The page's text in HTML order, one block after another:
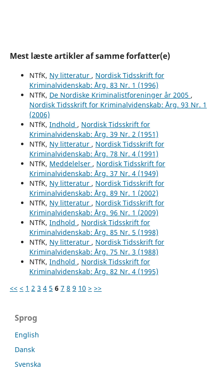
Mest læste artikler af samme forfatter(e)
NTfK, Ny litteratur , Nordisk Tidsskrift for
Kriminalvidenskab: Årg. 83 Nr. 1 (1996)
NTfK, De Nordiske Kriminalistforeninger år 2005 ,
Nordisk Tidsskrift for Kriminalvidenskab: Årg. 93 Nr. 1
(2006)
NTfK, Indhold , Nordisk Tidsskrift for
Kriminalvidenskab: Årg. 39 Nr. 2 (1951)
NTfK, Ny litteratur , Nordisk Tidsskrift for
Kriminalvidenskab: Årg. 78 Nr. 4 (1991)
NTfK, Meddelelser , Nordisk Tidsskrift for
Kriminalvidenskab: Årg. 37 Nr. 4 (1949)
NTfK, Ny litteratur , Nordisk Tidsskrift for
Kriminalvidenskab: Årg. 89 Nr. 1 (2002)
NTfK, Ny litteratur , Nordisk Tidsskrift for
Kriminalvidenskab: Årg. 96 Nr. 1 (2009)
NTfK, Indhold , Nordisk Tidsskrift for
Kriminalvidenskab: Årg. 85 Nr. 5 (1998)
NTfK, Ny litteratur , Nordisk Tidsskrift for
Kriminalvidenskab: Årg. 75 Nr. 3 (1988)
NTfK, Indhold , Nordisk Tidsskrift for
Kriminalvidenskab: Årg. 82 Nr. 4 (1995)
<< < 1 2 3 4 5 6 7 8 9 10 > >>
Sprog
English
Dansk
Svenska